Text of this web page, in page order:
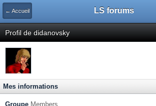
← Accueil LS forums
Profil de didanovsky
Mes informations
Groupe Members